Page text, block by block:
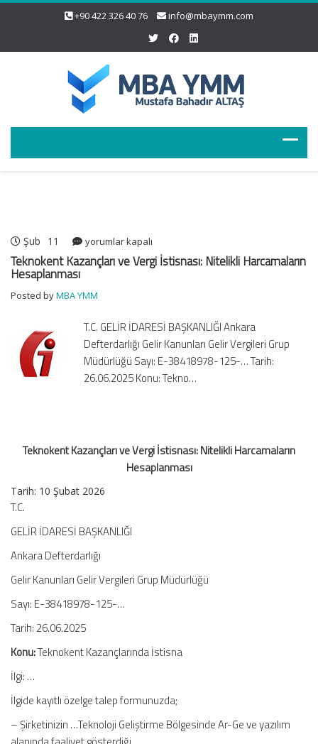
+90 422 326 40 76 info@mbaymm.com
Şub 11
Teknokent
Kazançları
İstisnası:
Harcamaların
Hesaplanması
için
yorumlar kapalı
Teknokent Kazançları ve Vergi İstisnası: Nitelikli Harcamaların
Hesaplanması
Posted byMBA YMM
T.C. GELİR İDARESİ BAŞKANLIĞI Ankara
Defterdarlığı Gelir Kanunları Gelir Vergileri Grup
Müdürlüğü Sayı: E-38418978-125-… Tarih:
26.06.2025 Konu: Tekno…
Teknokent Kazançları ve Vergi İstisnası: Nitelikli Harcamaların
Hesaplanması
Tarih: 10 Şubat 2026
T.C.
GELİR İDARESİ BAŞKANLIĞI
Ankara Defterdarlığı
Gelir Kanunları Gelir Vergileri Grup Müdürlüğü
Sayı: E-38418978-125-…
Tarih: 26.06.2025
Konu:Teknokent Kazançlarında İstisna
İlgi: …
İlgide kayıtlı özelge talep formunuzda;
– Şirketinizin …Teknoloji Geliştirme Bölgesinde Ar-Ge ve yazılım